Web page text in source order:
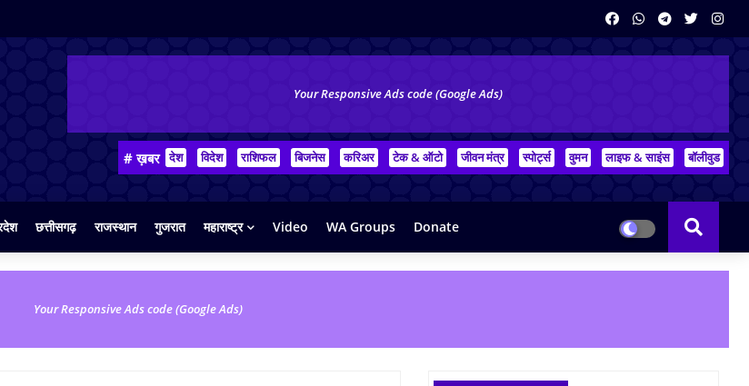
Your Responsive Ads code (Google Ads)
# ख़बर देश विदेश राशिफल बिजनेस करिअर टेक & ऑटो जीवन मंत्र स्पोर्ट्स वुमन लाइफ & साइंस बॉलीवुड
छत्तीसगढ़ राजस्थान गुजरात महाराष्ट्र Video WA Groups Donate
Your Responsive Ads code (Google Ads)